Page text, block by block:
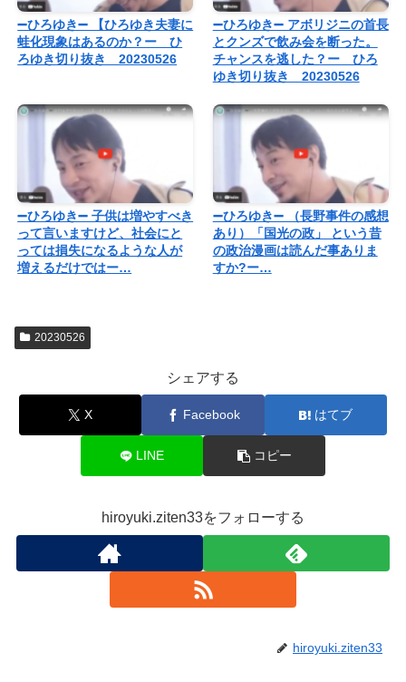
➖ひろゆき➖ 【ひろゆき夫妻に
蛙化現象はあるのか？ー ひ
ろゆき切り抜き 20230526
➖ひろゆき➖ アボリジニの首長
とクンズで飲み会を断った。
チャンスを逃した？ー ひろ
ゆき切り抜き 20230526
➖ひろゆき➖ 子供は増やすべき
って言いますけど、社会にと
っては損失になるような人が
増えるだけではー…
➖ひろゆき➖ （長野事件の感想
あり）「国光の政」 という昔
の政治漫画は読んだ事ありま
すか?ー…
20230526
シェアする
X Facebook はてブ
LINE コピー
hiroyuki.ziten33をフォローする
hiroyuki.ziten33